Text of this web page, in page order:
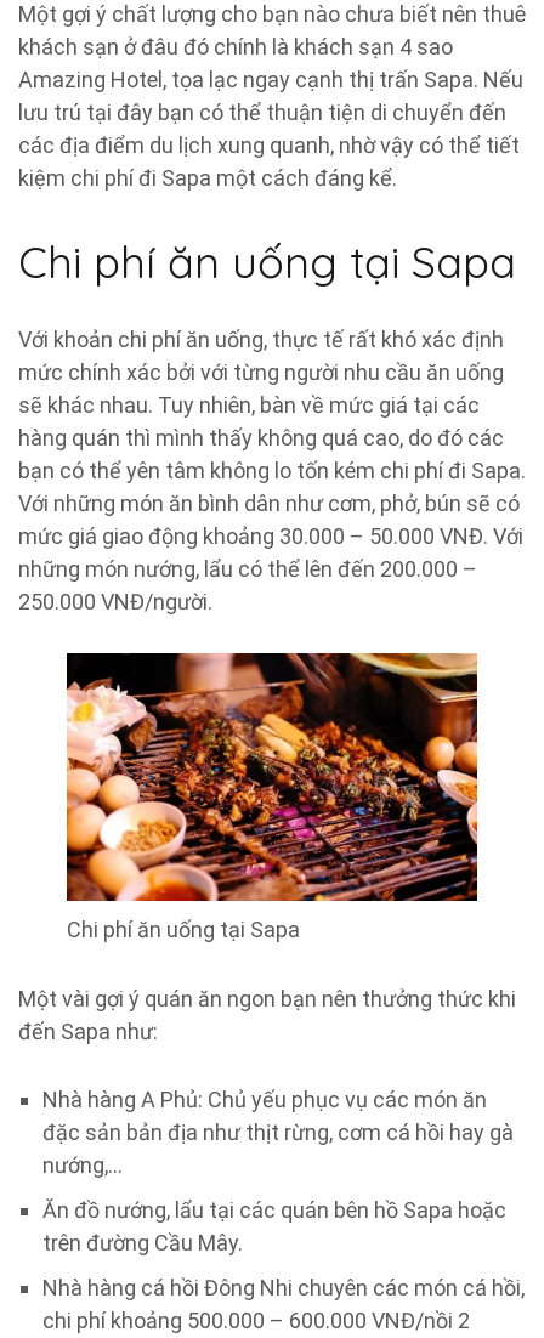
Một gợi ý chất lượng cho bạn nào chưa biết nên thuê
khách sạn ở đâu đó chính là khách sạn 4 sao
Amazing Hotel, tọa lạc ngay cạnh thị trấn Sapa. Nếu
lưu trú tại đây bạn có thể thuận tiện di chuyển đến
các địa điểm du lịch xung quanh, nhờ vậy có thể tiết
kiệm chi phí đi Sapa một cách đáng kể.
Chi phí ăn uống tại Sapa
Với khoản chi phí ăn uống, thực tế rất khó xác định
mức chính xác bởi với từng người nhu cầu ăn uống
sẽ khác nhau. Tuy nhiên, bàn về mức giá tại các
hàng quán thì mình thấy không quá cao, do đó các
bạn có thể yên tâm không lo tốn kém chi phí đi Sapa.
Với những món ăn bình dân như cơm, phở, bún sẽ có
mức giá giao động khoảng 30.000 – 50.000 VNĐ. Với
những món nướng, lẩu có thể lên đến 200.000 –
250.000 VNĐ/người.
Chi phí ăn uống tại Sapa
Một vài gợi ý quán ăn ngon bạn nên thưởng thức khi
đến Sapa như:
Nhà hàng A Phủ: Chủ yếu phục vụ các món ăn
đặc sản bản địa như thịt rừng, cơm cá hồi hay gà
nướng,…
Ăn đồ nướng, lẩu tại các quán bên hồ Sapa hoặc
trên đường Cầu Mây.
Nhà hàng cá hồi Đông Nhi chuyên các món cá hồi,
chi phí khoảng 500.000 – 600.000 VNĐ/nồi 2